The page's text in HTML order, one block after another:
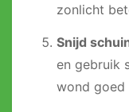
zonlicht
Snijd
en gebruik
wond goed